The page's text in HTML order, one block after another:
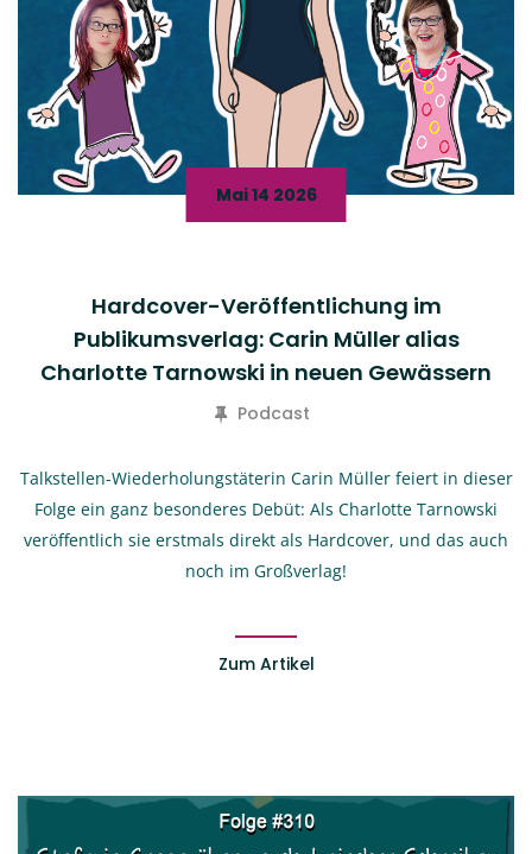
Mai 14 2026
Hardcover-Veröffentlichung im
Publikumsverlag: Carin Müller alias
Charlotte Tarnowski in neuen Gewässern
Podcast
Talkstellen-Wiederholungstäterin Carin Müller feiert in dieser
Folge ein ganz besonderes Debüt: Als Charlotte Tarnowski
veröffentlich sie erstmals direkt als Hardcover, und das auch
noch im Großverlag!
Zum Artikel